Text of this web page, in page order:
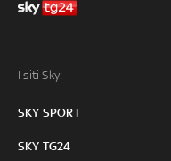
I siti Sky:
SKY SPORT
SKY TG24